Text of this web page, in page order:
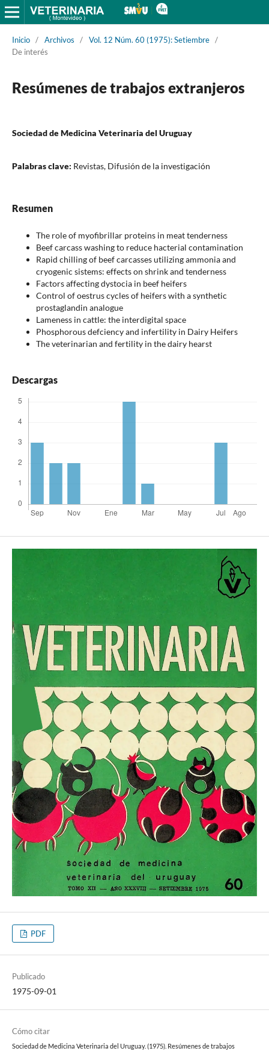
Inicio / Archivos / Vol. 12 Núm. 60 (1975): Setiembre /
De interés
Resúmenes de trabajos extranjeros
Sociedad de Medicina Veterinaria del Uruguay
Palabras clave: Revistas, Difusión de la investigación
Resumen
The role of myofibrillar proteins in meat tenderness
Beef carcass washing to reduce hacterial contamination
Rapid chilling of beef carcasses utilizing ammonia and
cryogenic sistems: effects on shrink and tenderness
Factors affecting dystocia in beef heifers
Control of oestrus cycles of heifers with a synthetic
prostaglandin analogue
Lameness in cattle: the interdigital space
Phosphorous defciency and infertility in Dairy Heifers
The veterinarian and fertility in the dairy hearst
Descargas
PDF
Publicado
1975-09-01
Cómo citar
Sociedad de Medicina Veterinaria del Uruguay. (1975). Resúmenes de trabajos